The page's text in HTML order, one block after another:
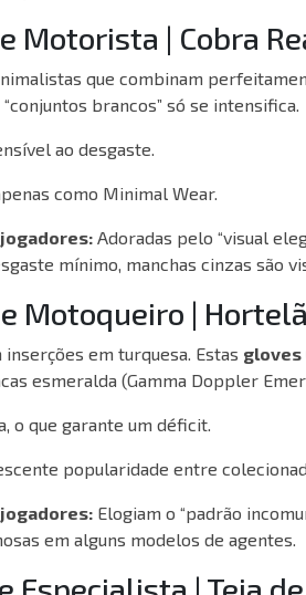
Motorista | Cobra
que combinam
brancos” só se intensifica.
ao desgaste.
como Minimal Wear.
Adoradas pelo “visual
mínimo, manchas cinzas são
Motoqueiro |
inserções em turquesa. Estas gloves
esmeralda (Gamma Doppler
o que garante um déficit.
popularidade entre
Elogiam o “padrão
em alguns modelos de agentes.